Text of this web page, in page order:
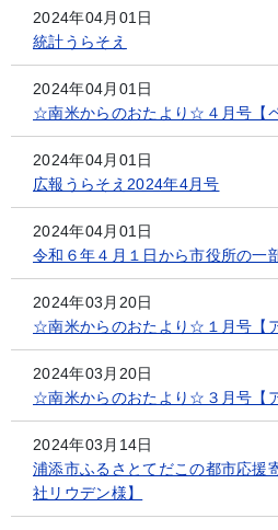
2024年04月01日
統計うらそえ
2024年04月01日
☆南米からのおたより☆４月号【ペ
2024年04月01日
広報うらそえ2024年4月号
2024年04月01日
令和６年４月１日から市役所の一
2024年03月20日
☆南米からのおたより☆１月号【
2024年03月20日
☆南米からのおたより☆３月号【
2024年03月14日
浦添市ふるさとてだこの都市応
社リウデン様】